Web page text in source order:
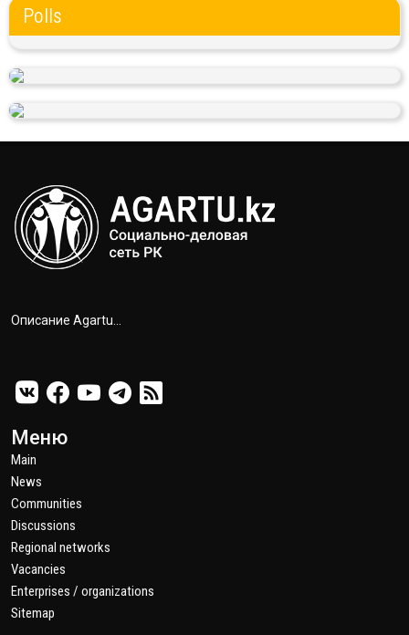
Polls
Описание Agartu...
Меню
Main
News
Communities
Discussions
Regional networks
Vacancies
Enterprises / organizations
Sitemap